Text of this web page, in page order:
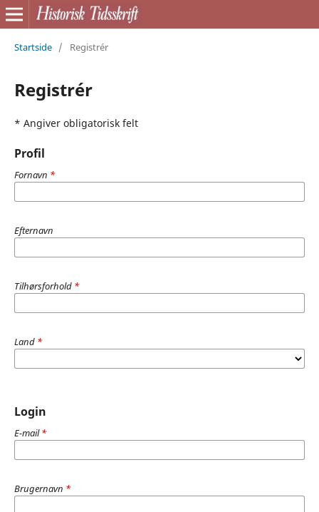
Startside / Registrér
Registrér
* Angiver obligatorisk felt
Profil
Fornavn *
Efternavn
Tilhørsforhold *
Land *
Login
E-mail*
Brugernavn *